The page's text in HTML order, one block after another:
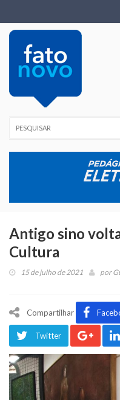
Antigo sino
Cultura
15 de julho de 2021 por
Compartilhar
Twitter